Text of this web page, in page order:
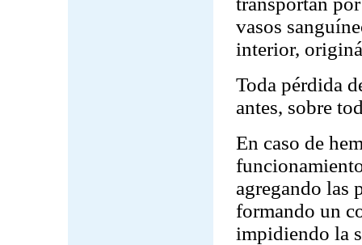
vasos
interior,
Toda pérdida
antes, sobre
En caso de
agregando las
formando un
impidiendo la